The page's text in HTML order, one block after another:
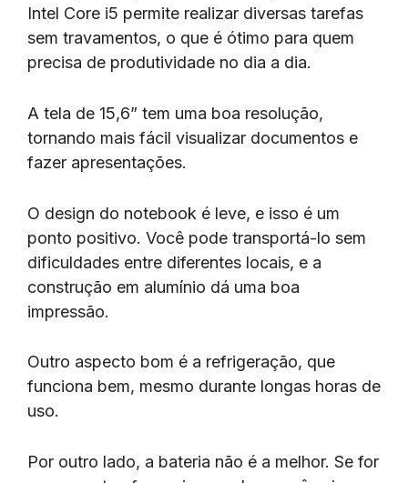
Intel Core i5 permite realizar diversas tarefas
sem travamentos, o que é ótimo para quem
precisa de produtividade no dia a dia.
A tela de 15,6” tem uma boa resolução,
tornando mais fácil visualizar documentos e
fazer apresentações.
O design do notebook é leve, e isso é um
ponto positivo. Você pode transportá-lo sem
dificuldades entre diferentes locais, e a
construção em alumínio dá uma boa
impressão.
Outro aspecto bom é a refrigeração, que
funciona bem, mesmo durante longas horas de
uso.
Por outro lado, a bateria não é a melhor. Se for